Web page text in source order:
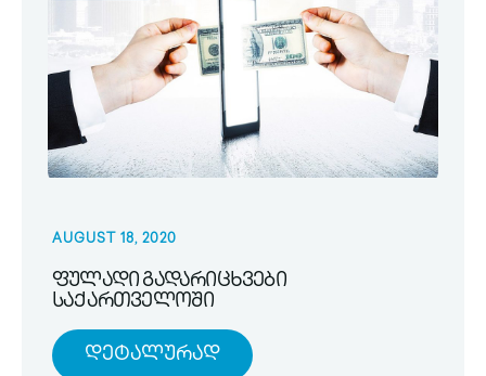
AUGUST 18, 2020
ფულადი გადარიცხვები
საქართველოში
Დეტალურად